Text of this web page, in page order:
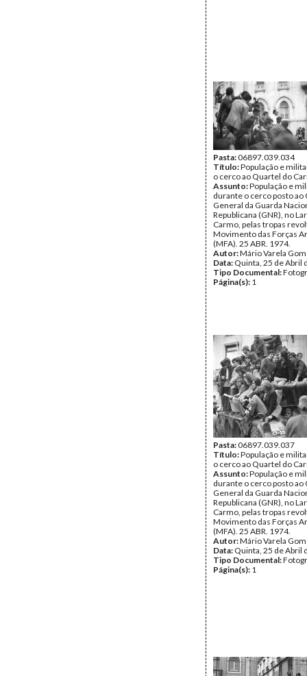
Pasta:06897.039.034
Título:População e
o cerco ao Quartel do
Assunto:População e
durante o cerco posto ao
General da Guarda
Republicana (GNR), no
Carmo, pelas tropas
Movimento das Forças
(MFA). 25 ABR. 1974.
Autor:Mário Varela
Data: Quinta, 25 de Abril
Tipo Documental:
Página(s): 1
Pasta:06897.039.037
Título:População e
o cerco ao Quartel do
Assunto:População e
durante o cerco posto ao
General da Guarda
Republicana (GNR), no
Carmo, pelas tropas
Movimento das Forças
(MFA). 25 ABR. 1974.
Autor:Mário Varela
Data: Quinta, 25 de Abril
Tipo Documental:
Página(s): 1